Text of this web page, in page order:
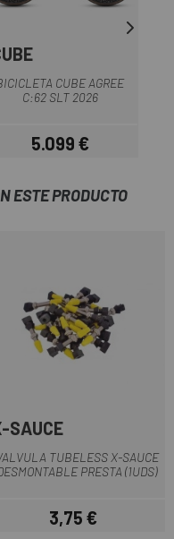
CUBE AGREE
C:62 SLT 2026
Precio
5.099 €
ESTE PRODUCTO
SAUCE
TUBELESS X-SAUCE
PRESTA (1UDS)
Precio
3,75 €